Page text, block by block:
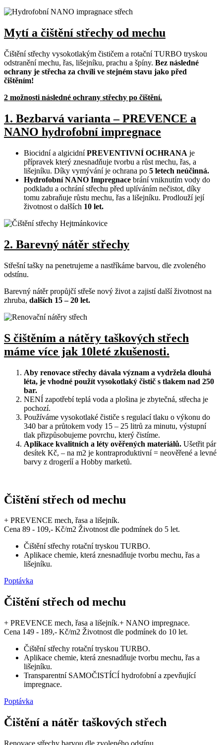
Mytí a čištění střechy od mechu
Čištění střechy vysokotlakým čističem a rotační TURBO tryskou
odstranění mechu, řas, lišejníku, prachu a špíny. Bez následné
ochrany je střecha za chvíli ve stejném stavu jako před
čištěním!
2 možnosti následné ochrany střechy po čištění.
1. Bezbarvá varianta – PREVENCE a
NANO hydrofobní impregnace
Biocidní a algicidníPREVENTIVNÍ OCHRANA je
přípravek který znesnadňuje tvorbu a růst mechu, řas, a
lišejníku. Díky vymývání je ochrana po 5 letech neúčinná.
Hydrofobní NANO Impregnace brání vniknutím vody do
podkladu a ochrání střechu před uplíváním nečistot, díky
tomu zabraňuje růstu mechu, řas a lišejníku. Prodlouží její
životnost o dalších 10 let.
2. Barevný nátěr střechy
Střešní tašky na penetrujeme a nastříkáme barvou, dle zvoleného
odstínu.
Barevný nátěr propůjčí střeše nový život a zajistí další životnost na
zhruba, dalších 15 – 20 let.
S čištěním a nátěry taškových střech
máme více jak 10leté zkušenosti.
Aby renovace střechy dávala význam a vydržela dlouhá
léta, je vhodné použít vysokotlaký čistič s tlakem nad 250
bar.
NENÍ zapotřebí teplá voda a plošina je zbytečná, střecha je
pochozí.
Používáme vysokotlaké čističe s regulací tlaku o výkonu do
340 bar a průtokem vody 15 – 25 litrů za minutu, výstupní
tlak přizpůsobujeme povrchu, který čistíme.
Aplikace kvalitních a léty ověřených materiálů. Ušetřit pár
desítek Kč, – na m2 je kontraproduktivní = neověřené a levné
barvy z drogeríí a Hobby marketů.
Čištění střech od mechu
+ PREVENCE mech, řasa a lišejník.
Cena 89 - 109,- Kč/m2 Životnost dle podmínek do 5 let.
Čištění střechy rotační tryskou TURBO.
Aplikace chemie, která znesnadňuje tvorbu mechu, řas a
lišejníku.
Poptávka
Čištění střech od mechu
+ PREVENCE mech, řasa a lišejník.+ NANO impregnace.
Cena 149 - 189,- Kč/m2 Životnost dle podmínek do 10 let.
Čištění střechy rotační tryskou TURBO.
Aplikace chemie, která znesnadňuje tvorbu mechu, řas a
lišejníku.
Transparentní SAMOČISTÍCÍ hydrofobní a zpevňující
impregnace.
Poptávka
Čištění a nátěr taškových střech